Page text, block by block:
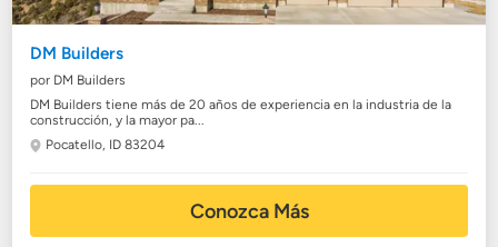
DM Builders
por DM Builders
DM Builders tiene más de 20 años de experiencia en la industria de la
construcción, y la mayor pa...
Pocatello, ID 83204
Conozca Más